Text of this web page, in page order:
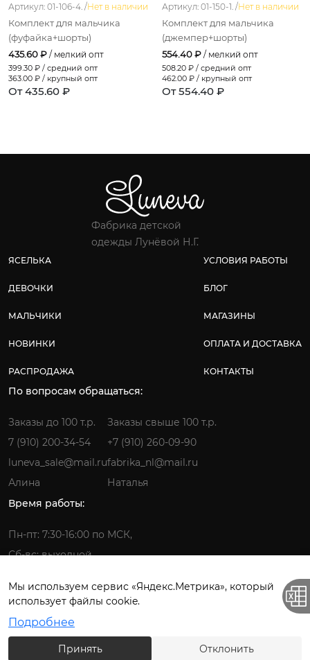
Артикул: 01-106-4. /Нет в наличии
Комплект для мальчика
(фуфайка+шорты)
435.60 ₽ / мелкий опт
399.30 ₽ / средний опт
363.00 ₽ / крупный опт
От 435.60 ₽
Артикул: 01-150-1. /Нет в наличии
Комплект для мальчика
(джемпер+шорты)
554.40 ₽ / мелкий опт
508.20 ₽ / средний опт
462.00 ₽ / крупный опт
От 554.40 ₽
Фабрика детской
одежды Лунёвой Н.Г.
ЯСЕЛЬКА
ДЕВОЧКИ
МАЛЬЧИКИ
НОВИНКИ
РАСПРОДАЖА
УСЛОВИЯ РАБОТЫ
БЛОГ
МАГАЗИНЫ
ОПЛАТА И ДОСТАВКА
КОНТАКТЫ
По вопросам обращаться:
Заказы до 100 т.р.
7 (910) 200-34-54
luneva_sale@mail.ru
Алина
Заказы свыше 100 т.р.
+7 (910) 260-09-90
fabrika_nl@mail.ru
Наталья
Время работы:
Пн-пт: 7:30-16:00 по МСК,
Сб-вс: выходной
Фабрика детской одежды © 2026.
Мы используем сервис «Яндекс.Метрика», который
использует файлы cookie.
Подробнее
Принять Отклонить